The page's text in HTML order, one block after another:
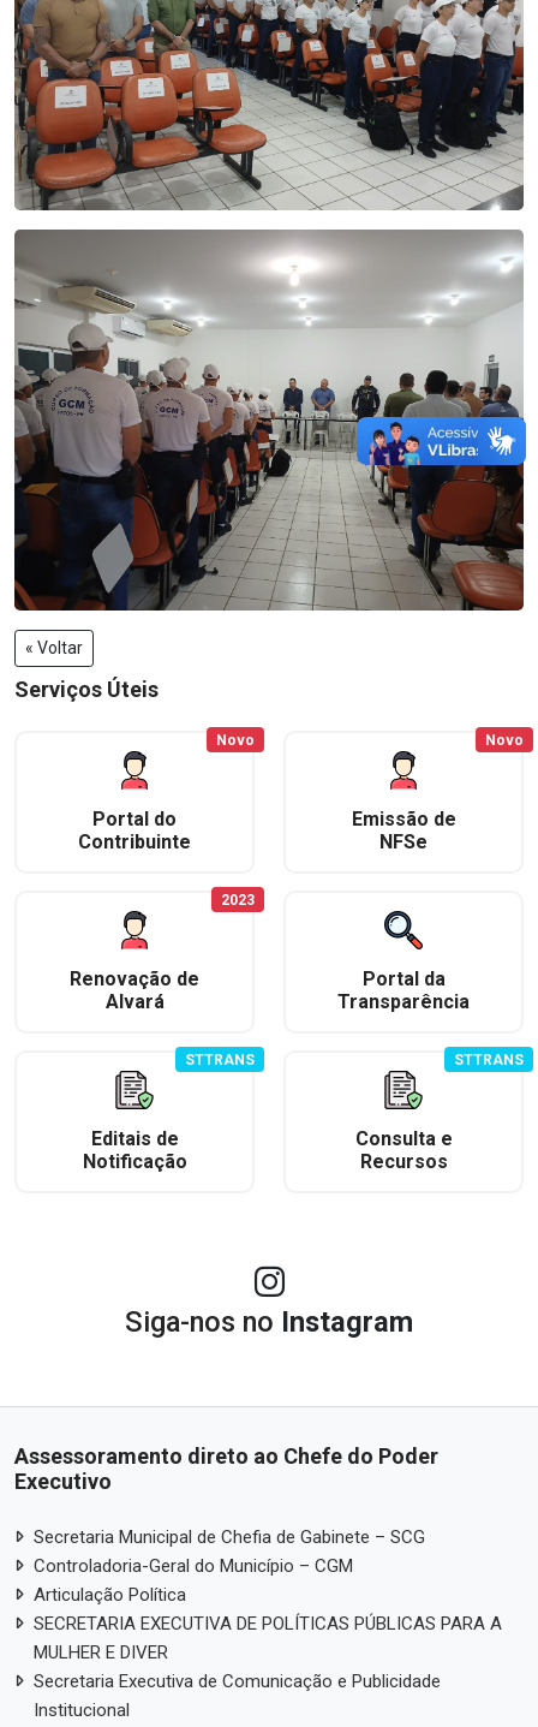
« Voltar
Serviços Úteis
Portal do
Contribuinte
Novo
Emissão de
NFSe
Novo
Renovação de
Alvará
2023
Portal da
Transparência
Editais de
Notificação
STTRANS
Consulta e
Recursos
STTRANS
Siga-nos no Instagram
Assessoramento direto ao Chefe do Poder
Executivo
Secretaria Municipal de Chefia de Gabinete – SCG
Controladoria-Geral do Município – CGM
Articulação Política
SECRETARIA EXECUTIVA DE POLÍTICAS PÚBLICAS PARA A
MULHER E DIVER
Secretaria Executiva de Comunicação e Publicidade
Institucional